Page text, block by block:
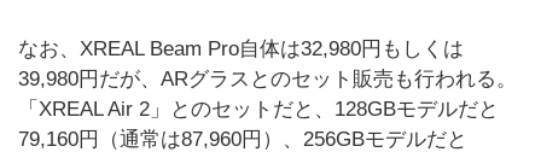
なお、XREAL Beam Pro自体は32,980円もしくは
39,980円だが、ARグラスとのセット販売も行われる。
「XREAL Air 2」とのセットだと、128GBモデルだと
79,160円（通常は87,960円）、256GBモデルだと